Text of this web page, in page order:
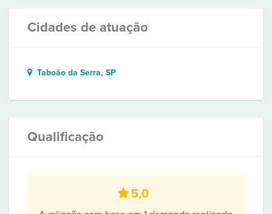
Cidades de atuação
Taboão da Serra, SP
Qualificação
5,0